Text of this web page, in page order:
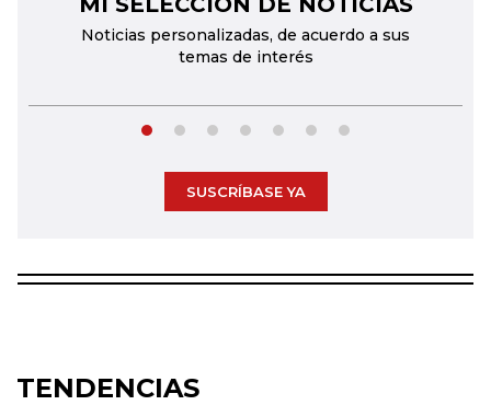
Noticias personalizadas, de acuerdo a sus
temas de interés
SUSCRÍBASE YA
TENDENCIAS